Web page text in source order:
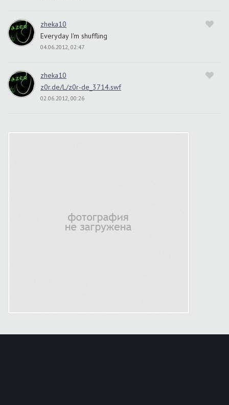
zheka10
Everyday I'm shuffling
04.06.2012, 02:47
zheka10
z0r.de/L/z0r-de_3714.swf
02.06.2012, 00:26